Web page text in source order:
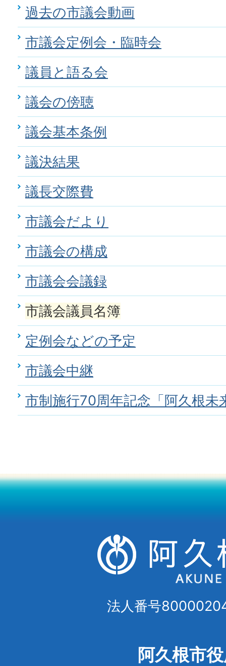
過去の市議会動画
市議会定例会・臨時会
議員と語る会
議会の傍聴
議会基本条例
議決結果
議長交際費
市議会だより
市議会の構成
市議会会議録
市議会議員名簿
定例会などの予定
市議会中継
市制施行70周年記念「阿久根未
法人番号
阿久根市